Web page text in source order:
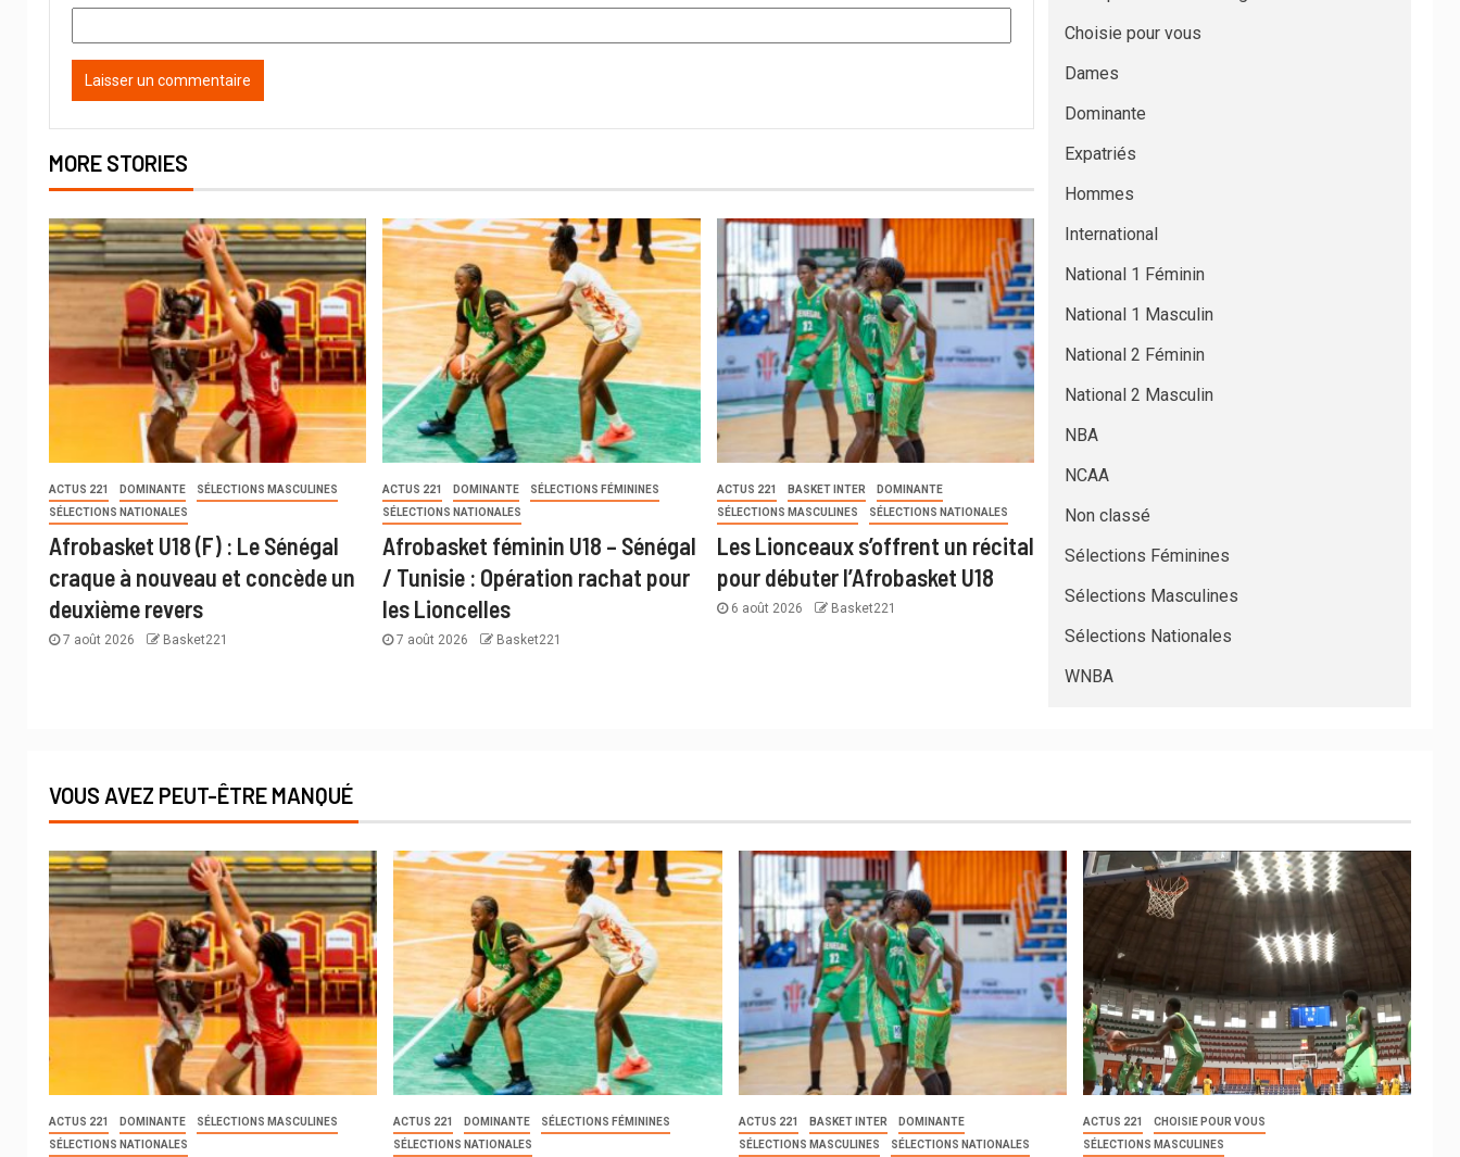
MORE STORIES
ACTUS 221 DOMINANTE
SÉLECTIONS MASCULINES
SÉLECTIONS NATIONALES
Afrobasket U18 (F) : Le Sénégal
craque à nouveau et concède un
deuxième revers
7 août 2026 Basket221
ACTUS 221 DOMINANTE
SÉLECTIONS FÉMININES
SÉLECTIONS NATIONALES
Afrobasket féminin U18 – Sénégal
/ Tunisie : Opération rachat pour
les Lioncelles
7 août 2026 Basket221
ACTUS 221 BASKET INTER
DOMINANTE
SÉLECTIONS MASCULINES
SÉLECTIONS NATIONALES
Les Lionceaux s’offrent un récital
pour débuter l’Afrobasket U18
6 août 2026 Basket221
Choisie pour vous
Dames
Dominante
Expatriés
Hommes
International
National 1 Féminin
National 1 Masculin
National 2 Féminin
National 2 Masculin
NBA
NCAA
Non classé
Sélections Féminines
Sélections Masculines
Sélections Nationales
WNBA
VOUS AVEZ PEUT-ÊTRE MANQUÉ
ACTUS 221 DOMINANTE
SÉLECTIONS MASCULINES
SÉLECTIONS NATIONALES
ACTUS 221 DOMINANTE
SÉLECTIONS FÉMININES
SÉLECTIONS NATIONALES
ACTUS 221 BASKET INTER
DOMINANTE
SÉLECTIONS MASCULINES
SÉLECTIONS NATIONALES
ACTUS 221
CHOISIE POUR VOUS
SÉLECTIONS MASCULINES